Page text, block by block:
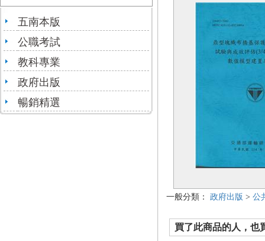
五南本版
公職考試
教科專業
政府出版
暢銷精選
一般分類： 政府出版 > 公
買了此商品的人，也